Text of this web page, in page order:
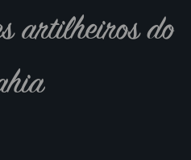
artilheiros do